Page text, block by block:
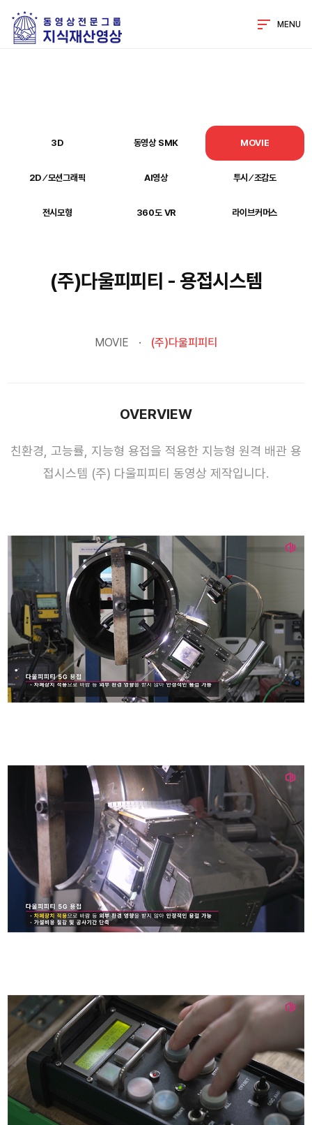
MENU
3D 동영상 SMK MOVIE
2D ⁄ 모션그래픽 AI영상 투시 ⁄ 조감도
전시모형 360도 VR 라이브커머스
(주)다울피피티 - 용접시스템
MOVIE (주)다울피피티
OVERVIEW
친환경, 고능률, 지능형 용접을 적용한 지능형 원격 배관 용
접시스템 (주) 다울피피티 동영상 제작입니다.